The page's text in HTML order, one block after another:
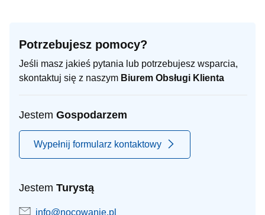
Potrzebujesz pomocy?
Jeśli masz jakieś pytania lub potrzebujesz wsparcia,
skontaktuj się z naszym Biurem Obsługi Klienta
Jestem Gospodarzem
Wypełnij formularz kontaktowy
Jestem Turystą
info@nocowanie.pl